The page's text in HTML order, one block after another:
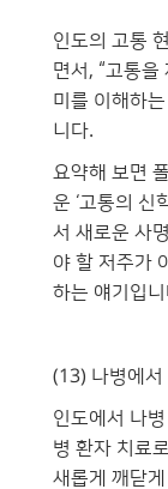
인도의 고통
면서, “고통을
미를 이해하
니다.
요약해 보면
운 ‘고통의 신
서 새로운 사
야 할 저주가
하는 얘기입
(13) 나병에서
인도에서 나
병 환자 치료
새롭게 깨닫